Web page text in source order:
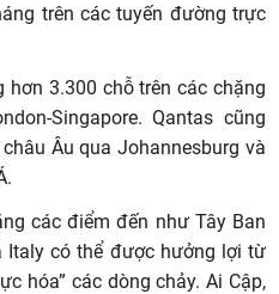
trên các tuyến đường trực
hơn 3.300 chỗ trên các chặng
Singapore. Qantas cũng
Âu qua Johannesburg và
các điểm đến như Tây Ban
Italy có thể được hưởng lợi từ
hóa” các dòng chảy. Ai Cập,